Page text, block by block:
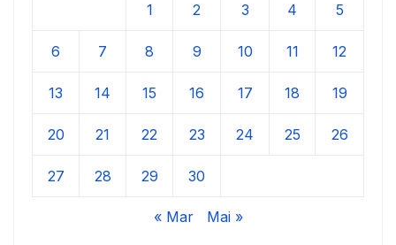
1 2 3 4 5
6 7 8 9 10 11 12
13 14 15 16 17 18 19
20 21 22 23 24 25 26
27 28 29 30
« Mar Mai »